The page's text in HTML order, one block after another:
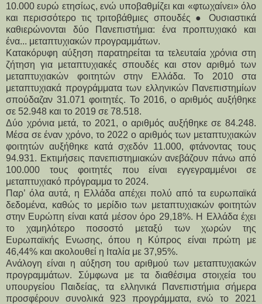
10.000 ευρώ ετησίως, ενώ υποβαθμίζει και «φτωχαίνει» όλο
και περισσότερο τις τριτοβάθμιες σπουδές ● Ουσιαστικά
καθιερώνονται δύο Πανεπιστήμια: ένα προπτυχιακό και
ένα... μεταπτυχιακών προγραμμάτων.
Κατακόρυφη αύξηση παρατηρείται τα τελευταία χρόνια στη
ζήτηση για μεταπτυχιακές σπουδές και στον αριθμό των
μεταπτυχιακών φοιτητών στην Ελλάδα. Το 2010 στα
μεταπτυχιακά προγράμματα των ελληνικών Πανεπιστημίων
σπούδαζαν 31.071 φοιτητές. Το 2016, ο αριθμός αυξήθηκε
σε 52.948 και το 2019 σε 78.518.
Δύο χρόνια μετά, το 2021, ο αριθμός αυξήθηκε σε 84.248.
Μέσα σε έναν χρόνο, το 2022 ο αριθμός των μεταπτυχιακών
φοιτητών αυξήθηκε κατά σχεδόν 11.000, φτάνοντας τους
94.931. Εκτιμήσεις πανεπιστημιακών ανεβάζουν πάνω από
100.000 τους φοιτητές που είναι εγγεγραμμένοι σε
μεταπτυχιακό πρόγραμμα το 2024.
Παρ’ όλα αυτά, η Ελλάδα απέχει πολύ από τα ευρωπαϊκά
δεδομένα, καθώς το μερίδιο των μεταπτυχιακών φοιτητών
στην Ευρώπη είναι κατά μέσον όρο 29,18%. Η Ελλάδα έχει
το χαμηλότερο ποσοστό μεταξύ των χωρών της
Ευρωπαϊκής Ενωσης, όπου η Κύπρος είναι πρώτη με
46,44% και ακολουθεί η Ιταλία με 37,95%.
Ανάλογη είναι η αύξηση του αριθμού των μεταπτυχιακών
προγραμμάτων. Σύμφωνα με τα διαθέσιμα στοιχεία του
υπουργείου Παιδείας, τα ελληνικά Πανεπιστήμια σήμερα
προσφέρουν συνολικά 923 προγράμματα, ενώ το 2021